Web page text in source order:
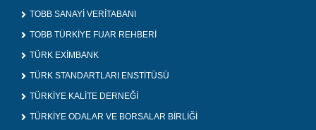
TOBB SANAYİ VERİTABANI
TOBB TÜRKİYE FUAR REHBERİ
TÜRK EXİMBANK
TÜRK STANDARTLARI ENSTİTÜSÜ
TÜRKİYE KALİTE DERNEĞİ
TÜRKİYE ODALAR VE BORSALAR BİRLİĞİ